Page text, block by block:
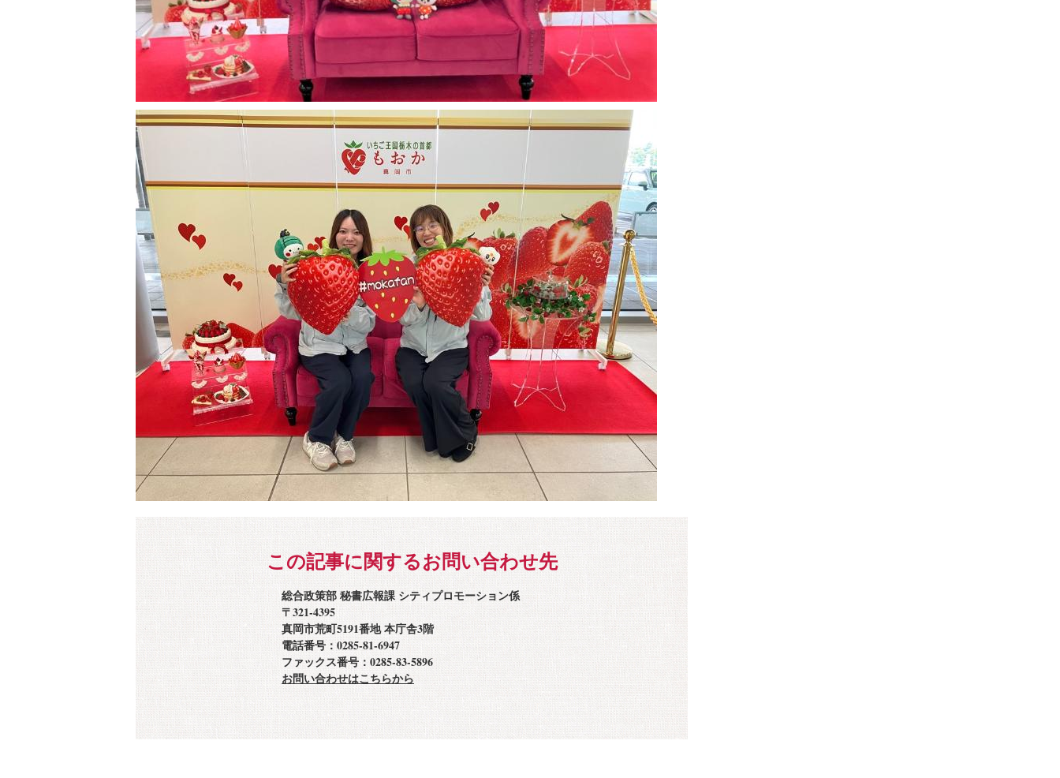
この記事に関するお問い合わせ先
総合政策部 秘書広報課 シティプロモーション係
〒321-4395
真岡市荒町5191番地 本庁舎3階
電話番号：0285-81-6947
ファックス番号：0285-83-5896
お問い合わせはこちらから